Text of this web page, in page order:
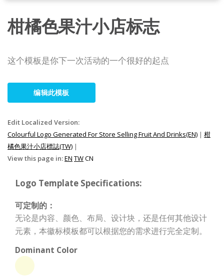
柑橘色果汁小店标志
这个模板是你下一次活动的一个很好的起点
编辑此模板
Edit Localized Version:
Colourful Logo Generated For Store Selling Fruit And Drinks(EN) | 柑
橘色果汁小店標誌(TW) |
View this page in:EN TWCN
Logo Template Specifications:
可定制的：
无论是内容、颜色、布局、设计块，还是任何其他设计
元素，本徽标模板都可以根据您的需求进行完全定制。
Dominant Color